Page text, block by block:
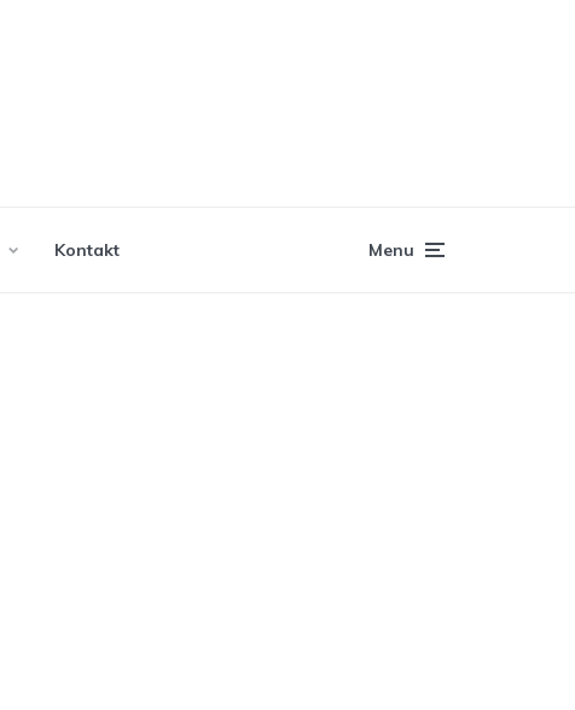
Kontakt Menu